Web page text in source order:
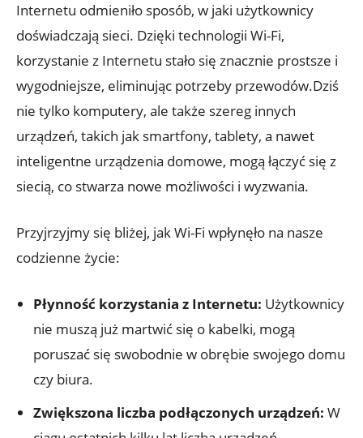
Internetu⁣ odmieniło sposób, w jaki ​użytkownicy
doświadczają sieci. Dzięki technologii Wi-Fi,
korzystanie z Internetu stało się znacznie⁢ prostsze i⁤
wygodniejsze, eliminując potrzeby przewodów.Dziś
nie ⁢tylko komputery, ⁣ale także szereg innych
urządzeń, takich jak smartfony,⁤ tablety, a nawet
inteligentne urządzenia domowe, mogą⁣ łączyć się z
siecią, co stwarza nowe możliwości ⁢i wyzwania.
Przyjrzyjmy się bliżej, jak Wi-Fi wpłynęło na⁣ nasze
codzienne ⁣życie:
Płynność korzystania z⁣ Internetu: Użytkownicy
nie muszą już‍ martwić się o kabelki, mogą
poruszać⁤ się swobodnie⁣ w ⁣obrębie swojego domu
czy biura.
Zwiększona⁢ liczba‍ podłączonych ⁢urządzeń: W​